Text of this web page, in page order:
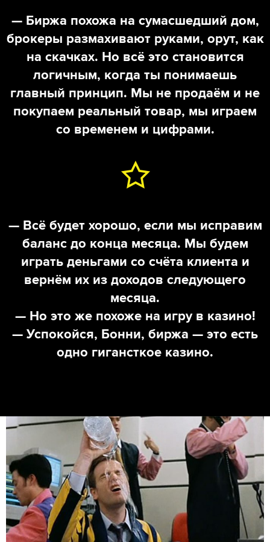
— Биржа похожа на сумасшедший дом,
брокеры размахивают руками, орут, как
на скачках. Но всё это становится
логичным, когда ты понимаешь
главный принцип. Мы не продаём и не
покупаем реальный товар, мы играем
со временем и цифрами.
— Всё будет хорошо, если мы исправим
баланс до конца месяца. Мы будем
играть деньгами со счёта клиента и
вернём их из доходов следующего
месяца.
— Но это же похоже на игру в казино!
— Успокойся, Бонни, биржа — это есть
одно гигансткое казино.